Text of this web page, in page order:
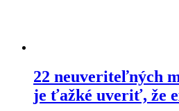
22 neuveriteľných
je ťažké uveriť, že